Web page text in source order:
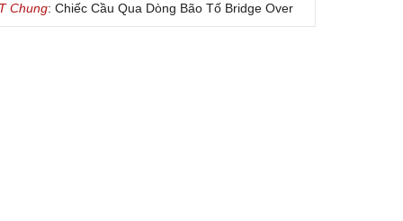
Chung: Chiếc Cầu Qua Dòng Bão Tố Bridge Over
Water by Simon & Garfunkel (Released